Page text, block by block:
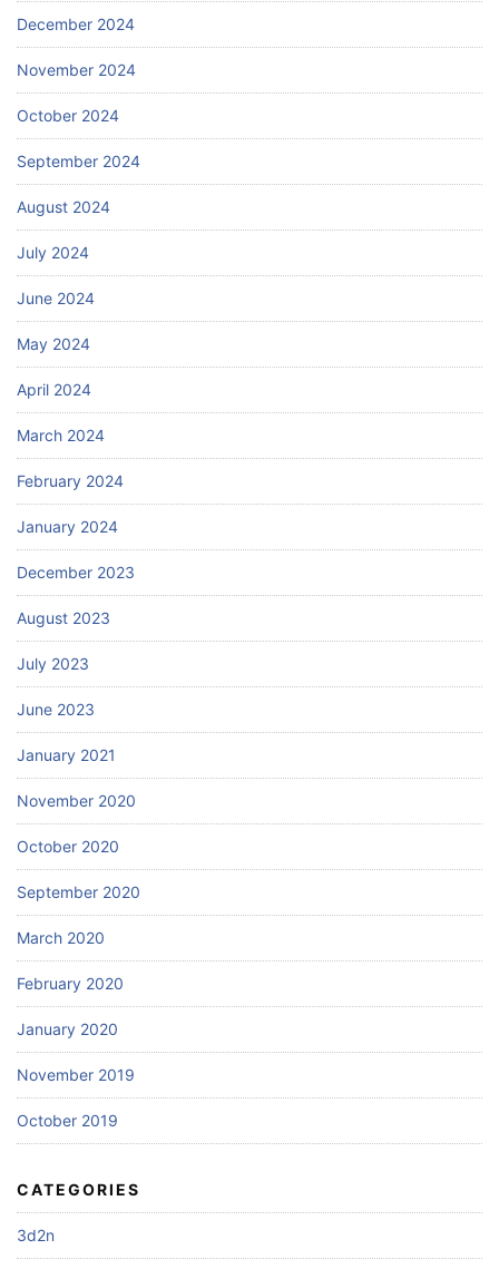
December 2024
November 2024
October 2024
September 2024
August 2024
July 2024
June 2024
May 2024
April 2024
March 2024
February 2024
January 2024
December 2023
August 2023
July 2023
June 2023
January 2021
November 2020
October 2020
September 2020
March 2020
February 2020
January 2020
November 2019
October 2019
CATEGORIES
3d2n